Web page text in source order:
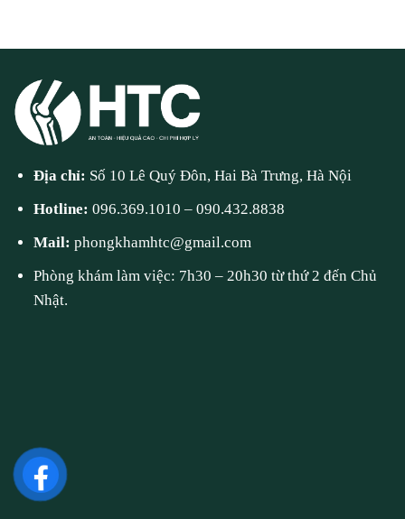
Địa chỉ: Số 10 Lê Quý Đôn, Hai Bà Trưng, Hà Nội
Hotline:096.369.1010 –090.432.8838
Mail:phongkhamhtc@gmail.com
Phòng khám làm việc: 7h30 – 20h30 từ thứ 2 đến Chủ
Nhật.